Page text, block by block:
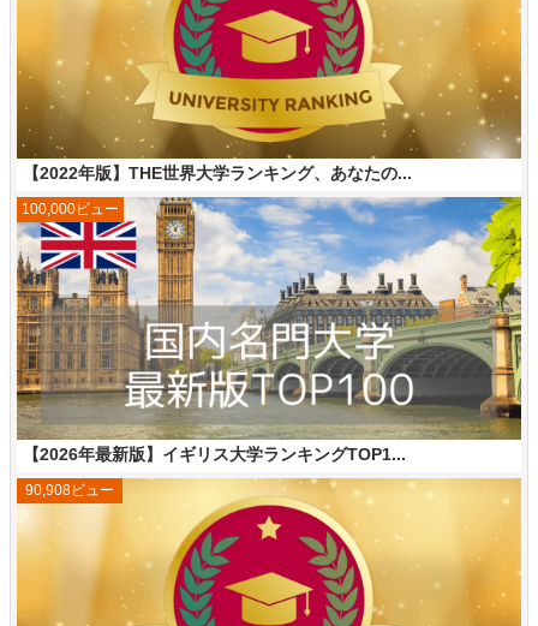
【2022年版】THE世界大学ランキング、あなたの...
【2026年最新版】イギリス大学ランキングTOP1...
100,000ビュー
90,908ビュー